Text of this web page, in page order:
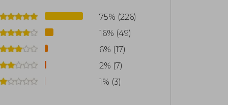
75% (226)
16% (49)
6% (17)
2% (7)
1% (3)